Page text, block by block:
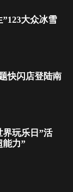
大众冰雪
快闪店登陆南
界玩乐日”活
能力”